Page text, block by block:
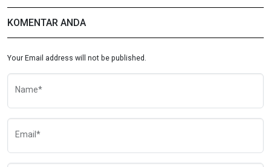
KOMENTAR ANDA
Your Email address will not be published.
Name*
Email*